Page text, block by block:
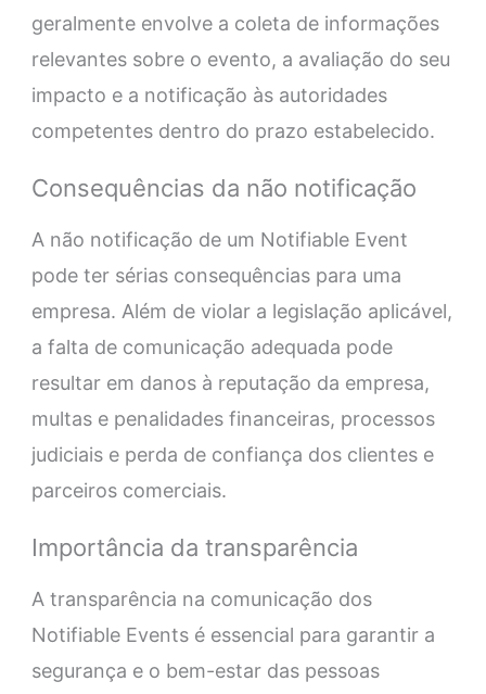
geralmente envolve a coleta de informações
relevantes sobre o evento, a avaliação do seu
impacto e a notificação às autoridades
competentes dentro do prazo estabelecido.
Consequências da não notificação
A não notificação de um Notifiable Event
pode ter sérias consequências para uma
empresa. Além de violar a legislação aplicável,
a falta de comunicação adequada pode
resultar em danos à reputação da empresa,
multas e penalidades financeiras, processos
judiciais e perda de confiança dos clientes e
parceiros comerciais.
Importância da transparência
A transparência na comunicação dos
Notifiable Events é essencial para garantir a
segurança e o bem-estar das pessoas